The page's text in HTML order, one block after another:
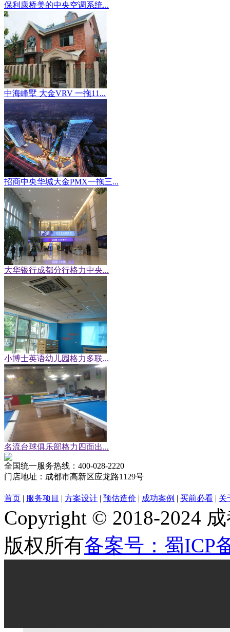
保利康桥美的中央空调系统...
中海峰墅 大金VRV 一拖11...
招商中央华城大金PMX一拖三...
大华银行成都分行格力中央...
小博士英语幼儿园格力多联...
名流台球俱乐部格力四面出...
全国统一服务热线： 400-028-2220
门店地址： 成都市高新区应龙路1129号
首页 | 服务项目 | 方案设计 | 预估造价 | 成功案例 | 买前必看 | 关
Copyright © 2018-2024
版权所有备案号：蜀ICP